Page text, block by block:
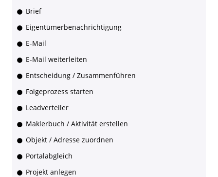
Brief
Eigentümerbenachrichtigung
E-Mail
E-Mail weiterleiten
Entscheidung / Zusammenführen
Folgeprozess starten
Leadverteiler
Maklerbuch / Aktivität erstellen
Objekt / Adresse zuordnen
Portalabgleich
Projekt anlegen